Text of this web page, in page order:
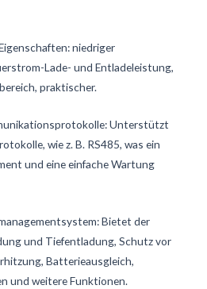
niedriger
Lade- und Entladeleistung,
praktischer.
Unterstützt
wie z. B. RS485, was ein
und eine einfache Wartung
Bietet der
und Tiefentladung, Schutz vor
Batterieausgleich,
und weitere Funktionen.